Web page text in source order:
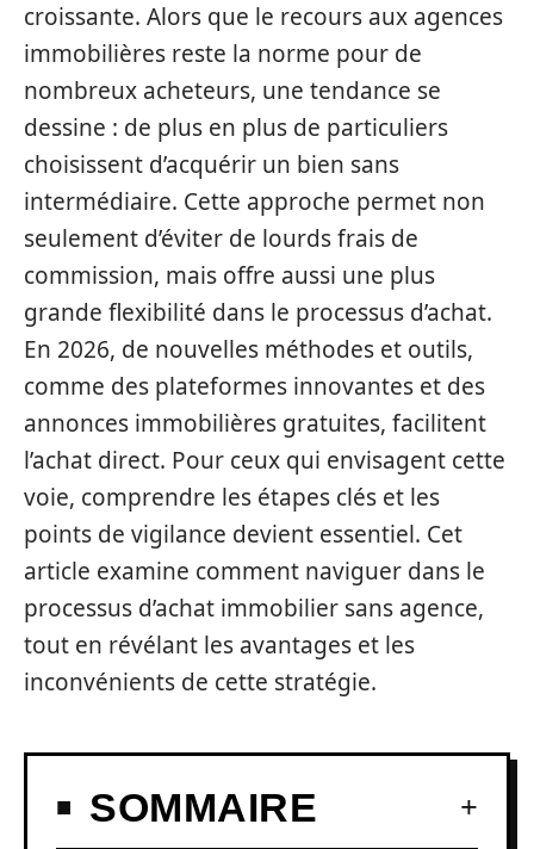
croissante. Alors que le recours aux agences
immobilières reste la norme pour de
nombreux acheteurs, une tendance se
dessine : de plus en plus de particuliers
choisissent d’acquérir un bien sans
intermédiaire. Cette approche permet non
seulement d’éviter de lourds frais de
commission, mais offre aussi une plus
grande flexibilité dans le processus d’achat.
En 2026, de nouvelles méthodes et outils,
comme des plateformes innovantes et des
annonces immobilières gratuites, facilitent
l’achat direct. Pour ceux qui envisagent cette
voie, comprendre les étapes clés et les
points de vigilance devient essentiel. Cet
article examine comment naviguer dans le
processus d’achat immobilier sans agence,
tout en révélant les avantages et les
inconvénients de cette stratégie.
SOMMAIRE